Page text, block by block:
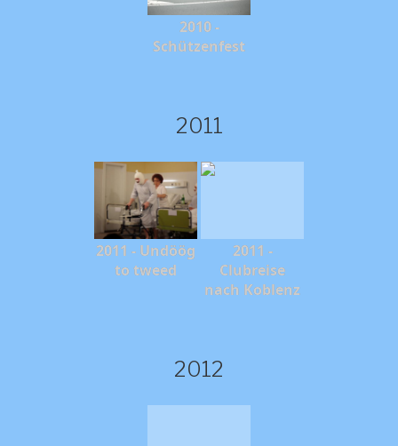
2010 -
Schützenfest
2011
2011 - Undöög
to tweed
2011 -
Clubreise
nach Koblenz
2012